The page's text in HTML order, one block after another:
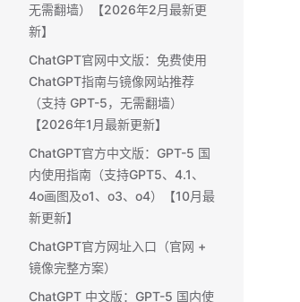
无需翻墙）【2026年2月最新更
新】
ChatGPT官网中文版：免费使用
ChatGPT指南与镜像网站推荐
（支持 GPT-5，无需翻墙）
【2026年1月最新更新】
ChatGPT官方中文版：GPT-5 国
内使用指南（支持GPT5、4.1、
4o画图及o1、o3、o4）【10月最
新更新】
ChatGPT官方网址入口（官网 +
镜像完整方案）
ChatGPT 中文版：GPT-5 国内使